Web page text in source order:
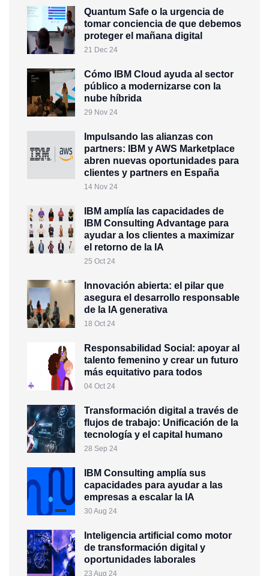
Quantum Safe o la urgencia de
tomar conciencia de que debemos
proteger el mañana digital
21 Dec 24
Cómo IBM Cloud ayuda al sector
público a modernizarse con la
nube híbrida
29 Nov 24
Impulsando las alianzas con
partners: IBM y AWS Marketplace
abren nuevas oportunidades para
clientes y partners en España
14 Nov 24
IBM amplía las capacidades de
IBM Consulting Advantage para
ayudar a los clientes a maximizar
el retorno de la IA
25 Oct 24
Innovación abierta: el pilar que
asegura el desarrollo responsable
de la IA generativa
18 Oct 24
Responsabilidad Social: apoyar al
talento femenino y crear un futuro
más equitativo para todos
04 Oct 24
Transformación digital a través de
flujos de trabajo: Unificación de la
tecnología y el capital humano
28 Sep 24
IBM Consulting amplía sus
capacidades para ayudar a las
empresas a escalar la IA
30 Aug 24
Inteligencia artificial como motor
de transformación digital y
oportunidades laborales
23 Aug 24